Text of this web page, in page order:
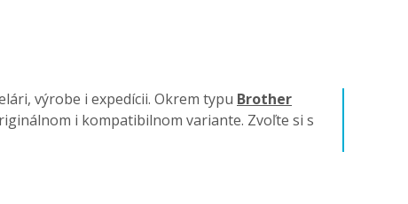
výrobe i expedícii. Okrem typu Brother
i kompatibilnom variante. Zvoľte si s